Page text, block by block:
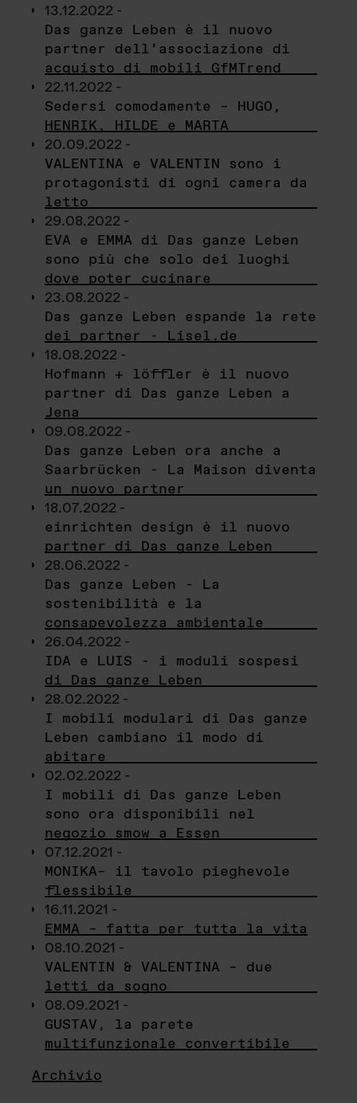
13.12.2022 -
Das ganze Leben è il nuovo
partner dell’associazione di
acquisto di mobili GfMTrend
22.11.2022 -
Sedersi comodamente – HUGO,
HENRIK, HILDE e MARTA
20.09.2022 -
VALENTINA e VALENTIN sono i
protagonisti di ogni camera da
letto
29.08.2022 -
EVA e EMMA di Das ganze Leben
sono più che solo dei luoghi
dove poter cucinare
23.08.2022 -
Das ganze Leben espande la rete
dei partner - Lisel.de
18.08.2022 -
Hofmann + löffler è il nuovo
partner di Das ganze Leben a
Jena
09.08.2022 -
Das ganze Leben ora anche a
Saarbrücken - La Maison diventa
un nuovo partner
18.07.2022 -
einrichten design è il nuovo
partner di Das ganze Leben
28.06.2022 -
Das ganze Leben - La
sostenibilità e la
consapevolezza ambientale
26.04.2022 -
IDA e LUIS - i moduli sospesi
di Das ganze Leben
28.02.2022 -
I mobili modulari di Das ganze
Leben cambiano il modo di
abitare
02.02.2022 -
I mobili di Das ganze Leben
sono ora disponibili nel
negozio smow a Essen
07.12.2021 -
MONIKA– il tavolo pieghevole
flessibile
16.11.2021 -
EMMA – fatta per tutta la vita
08.10.2021 -
VALENTIN & VALENTINA – due
letti da sogno
08.09.2021 -
GUSTAV, la parete
multifunzionale convertibile
Archivio